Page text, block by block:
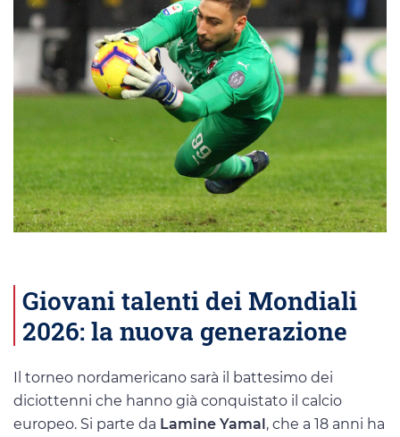
Giovani talenti dei Mondiali
2026: la nuova generazione
Il torneo nordamericano sarà il battesimo dei
diciottenni che hanno già conquistato il calcio
europeo. Si parte da Lamine Yamal, che a 18 anni ha